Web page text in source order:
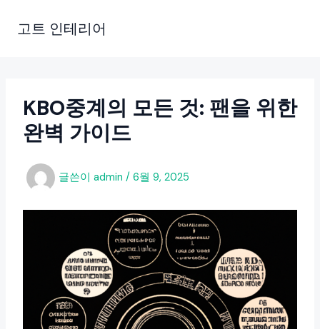
고트 인테리어
KBO중계의 모든 것: 팬을 위한
완벽 가이드
글쓴이 admin / 6월 9, 2025